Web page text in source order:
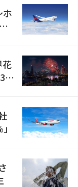
ホ
花
カ